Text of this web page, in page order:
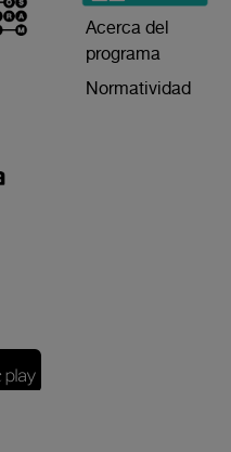
Acerca del
programa
Normatividad